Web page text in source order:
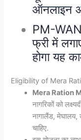
ऑनलाइन
PM-
फ्री में
होगा यह
Eligibility of Mera
Mera Ration
नागरिकों को
नागालैंड, मेघालय,
चाहिए.